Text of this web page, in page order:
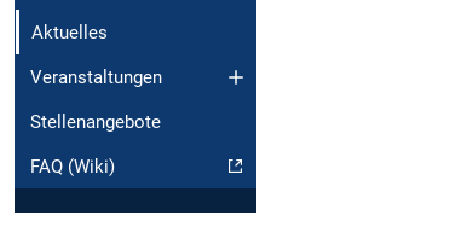
Aktuelles
Veranstaltungen
Stellenangebote
FAQ (Wiki)